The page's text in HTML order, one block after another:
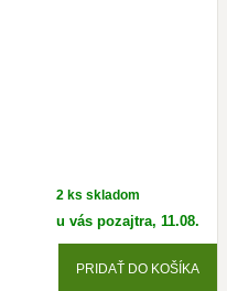
2 ks skladom
u vás pozajtra, 11.08.
PRIDAŤ DO KOŠÍKA